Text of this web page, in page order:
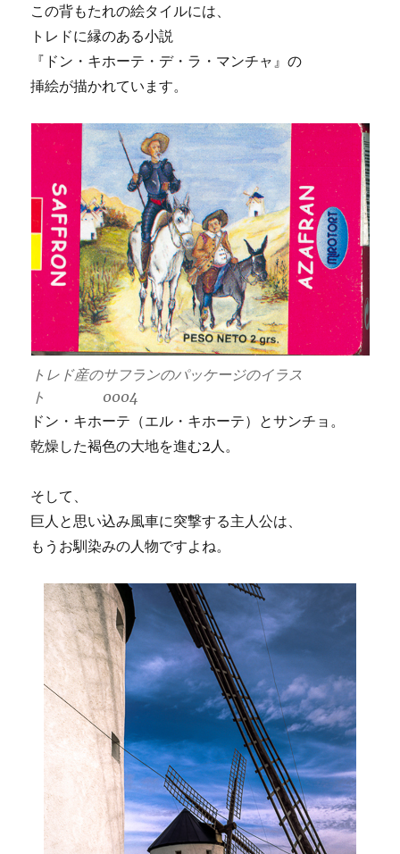
この背もたれの絵タイルには、
トレドに縁のある小説
『ドン・キホーテ・デ・ラ・マンチャ』の
挿絵が描かれています。
トレド産のサフランのパッケージのイラス
ト 0004
ドン・キホーテ（エル・キホーテ）とサンチョ。
乾燥した褐色の大地を進む2人。
そして、
巨人と思い込み風車に突撃する主人公は、
もうお馴染みの人物ですよね。